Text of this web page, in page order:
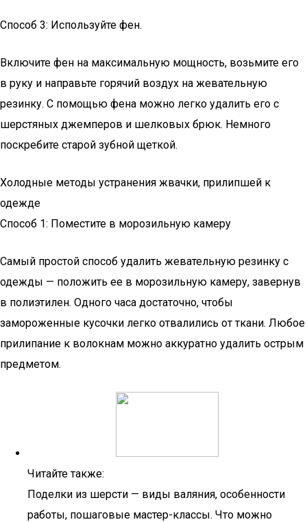
Способ 3: Используйте фен.
Включите фен на максимальную мощность, возьмите его
в руку и направьте горячий воздух на жевательную
резинку. С помощью фена можно легко удалить его с
шерстяных джемперов и шелковых брюк. Немного
поскребите старой зубной щеткой.
Холодные методы устранения жвачки, прилипшей к
одежде
Способ 1: Поместите в морозильную камеру
Самый простой способ удалить жевательную резинку с
одежды — положить ее в морозильную камеру, завернув
в полиэтилен. Одного часа достаточно, чтобы
замороженные кусочки легко отвалились от ткани. Любое
прилипание к волокнам можно аккуратно удалить острым
предметом.
Читайте также:
Поделки из шерсти — виды валяния, особенности
работы, пошаговые мастер-классы. Что можно